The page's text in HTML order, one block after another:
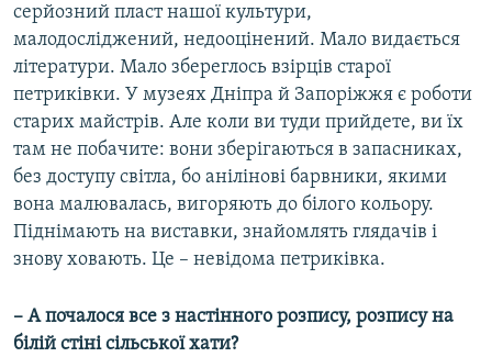
серйозний пласт нашої культури,
малодосліджений, недооцінений. Мало видається
літератури. Мало збереглось взірців старої
петриківки. У музеях Дніпра й Запоріжжя є роботи
старих майстрів. Але коли ви туди прийдете, ви їх
там не побачите: вони зберігаються в запасниках,
без доступу світла, бо анілінові барвники, якими
вона малювалась, вигоряють до білого кольору.
Піднімають на виставки, знайомлять глядачів і
знову ховають. Це – невідома петриківка.
– А почалося все з настінного розпису, розпису на
білій стіні сільської хати?